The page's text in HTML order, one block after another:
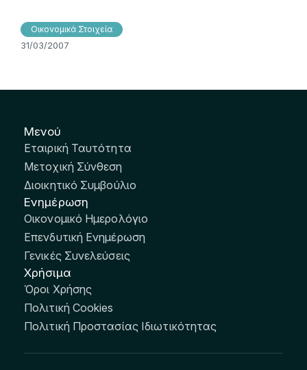
Οικονομικά Στοιχεία
31/03/2007
Μενού
Εταιρική Ταυτότητα
Μετοχική Σύνθεση
Διοικητικό Συμβούλιο
Ενημέρωση
Οικονομικό Ημερολόγιο
Επενδυτική Ενημέρωση
Γενικές Συνελεύσεις
Χρήσιμα
Όροι Χρήσης
Πολιτική Cookies
Πολιτική Προστασίας Ιδιωτικότητας